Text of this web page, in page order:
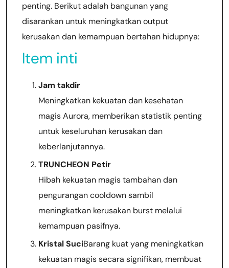
penting. Berikut adalah bangunan yang
disarankan untuk meningkatkan output
kerusakan dan kemampuan bertahan hidupnya:
Item inti
Jam takdir
Meningkatkan kekuatan dan kesehatan
magis Aurora, memberikan statistik penting
untuk keseluruhan kerusakan dan
keberlanjutannya.
TRUNCHEON Petir
Hibah kekuatan magis tambahan dan
pengurangan cooldown sambil
meningkatkan kerusakan burst melalui
kemampuan pasifnya.
Kristal SuciBarang kuat yang meningkatkan
kekuatan magis secara signifikan, membuat